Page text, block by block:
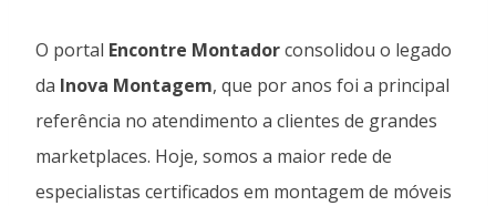
O portal Encontre Montadorconsolidou o legado
da Inova Montagem, que por anos foi a principal
referência no atendimento a clientes de grandes
marketplaces. Hoje, somos a maior rede de
especialistas certificados em montagem de móveis